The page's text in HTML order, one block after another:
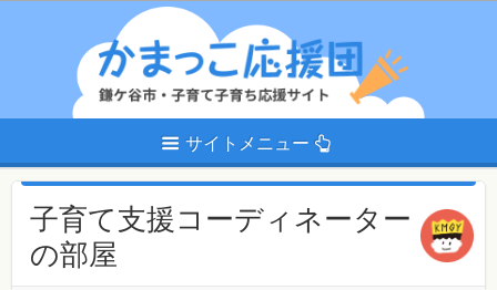
サイトメニュー
子育て支援コーディネーター
の部屋